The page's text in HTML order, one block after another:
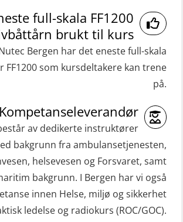
H2S (OSP105)
sikkerhetskurs –
(Norsk) for
med E-læring
Søk- og Redningslag
– repetisjon (OSC1162)
& Redningslag kombinasjon
(OSC1161)
inkl.
(OSE1251)
medisinsk behandling 8
grunnleggende
repetisjon (GMDSS)
Redningsfarkoster
mann over bord
(MSE100)
full-skala FF1200
brukt til kurs
Bergen har det eneste full-skala
FF1200 som kursdeltakere kan trene
på.
Kompetanseleverandør
av dedikerte instruktører
bakgrunn fra ambulansetjenesten,
helsevesen og Forsvaret, samt
bakgrunn. I Bergen har vi også
innen Helse, miljø og sikkerhet
ledelse og radiokurs (ROC/GOC).